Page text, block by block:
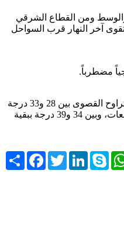
والوسط ومن القطاع الشرقي
آخر النهار قرب السواحل
مضطرباً.
تشهد الحرارة ارتفاعاً طفيفاً، حيث تتراوح القصوى بين 28 و33 درجة
بالمناطق الساحلية الشرقية والمرتفعات، وبين 34 و39 درجة ببقية
Share FacebookTwitterLinkedIn